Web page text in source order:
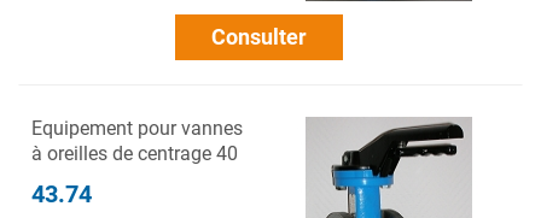
Consulter
Equipement pour vannes
à oreilles de centrage 40
43.74